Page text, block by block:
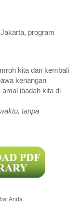
program
kita dan kembali
kenangan
ibadah kita di
tanpa
Anda